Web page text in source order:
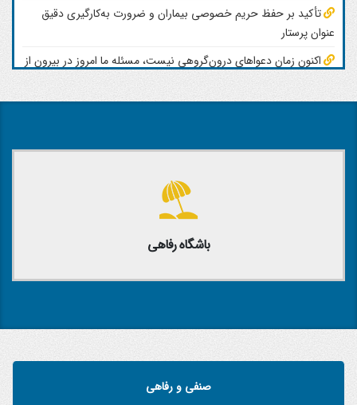
تأکید بر حفظ حریم خصوصی بیماران و ضرورت به‌کارگیری دقیق
عنوان پرستار
اکنون زمان دعواهای درون‌گروهی نیست، مسئله ما امروز در بیرون از
باشگاه رفاهی
صنفی و رفاهی